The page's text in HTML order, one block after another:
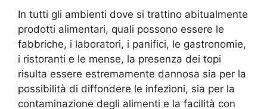
In tutti gli ambienti dove si trattino abitualmente
prodotti alimentari, quali possono essere le
fabbriche, i laboratori, i panifici, le gastronomie,
i ristoranti e le mense, la presenza dei topi
risulta essere estremamente dannosa sia per la
possibilità di diffondere le infezioni, sia per la
contaminazione degli alimenti e la facilità con